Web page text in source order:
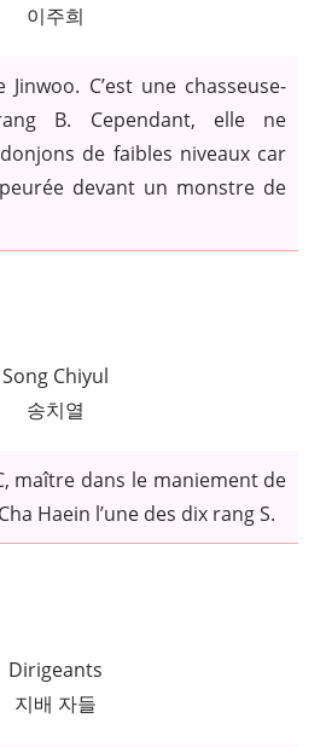
이주희
C’est une chasseuse-
B. Cependant, elle ne
de faibles niveaux car
devant un monstre de
Song Chiyul
송치열
maître dans le maniement de
Haein l’une des dix rang S.
Dirigeants
지배 자들